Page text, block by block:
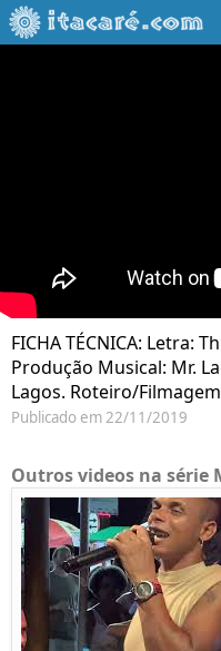
FICHA TÉCNICA: Letra:
Produção Musical: Mr.
Lagos. Roteiro/
Publicado em 22/11/2019
Outros videos na série